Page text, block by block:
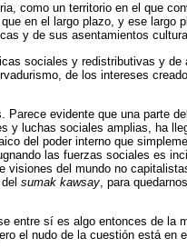
como un territorio en el que
en el largo plazo, y ese largo
y de sus asentamientos
sociales y redistributivas y
de los intereses
evidente que una parte
y luchas sociales amplias, ha
del poder interno que
las fuerzas sociales es
visiones del mundo no
sumak kawsay , para
entre sí es algo entonces de la
el nudo de la cuestión está en